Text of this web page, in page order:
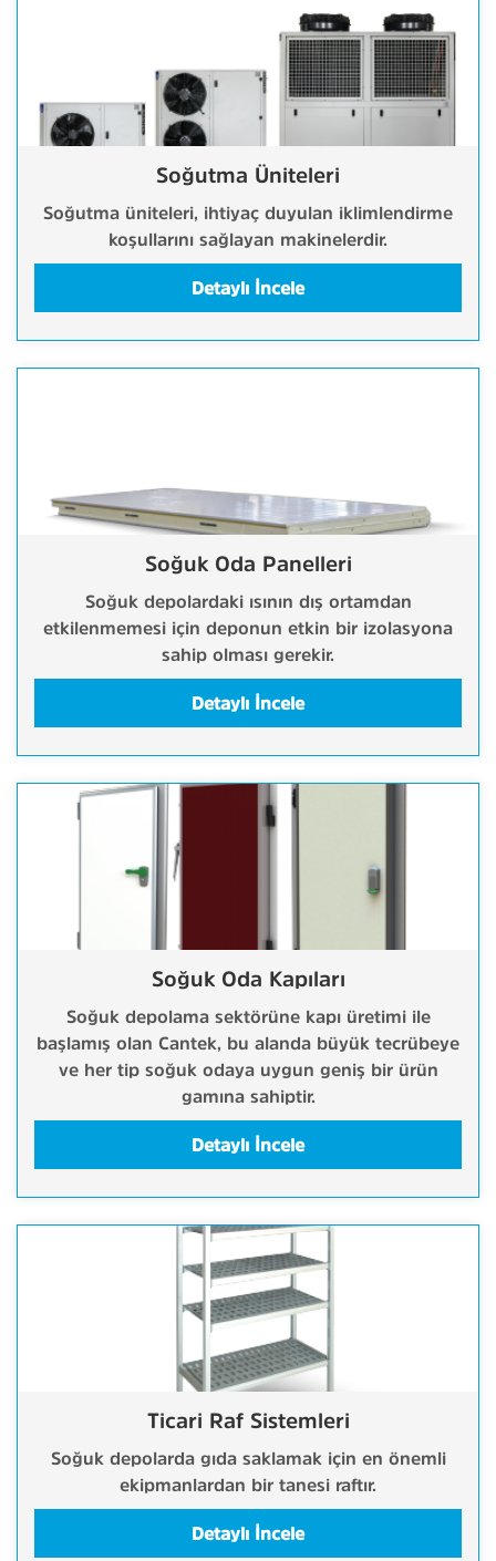
Soğutma Üniteleri
Soğutma üniteleri, ihtiyaç duyulan iklimlendirme
koşullarını sağlayan makinelerdir.
Detaylı İncele
Soğuk Oda Panelleri
Soğuk depolardaki ısının dış ortamdan
etkilenmemesi için deponun etkin bir izolasyona
sahip olması gerekir.
Detaylı İncele
Soğuk Oda Kapıları
Soğuk depolama sektörüne kapı üretimi ile
başlamış olan Cantek, bu alanda büyük tecrübeye
ve her tip soğuk odaya uygun geniş bir ürün
gamına sahiptir.
Detaylı İncele
Ticari Raf Sistemleri
Soğuk depolarda gıda saklamak için en önemli
ekipmanlardan bir tanesi raftır.
Detaylı İncele